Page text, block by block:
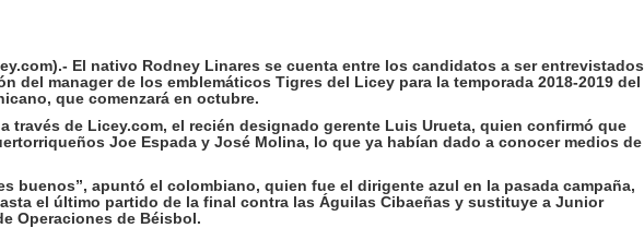
El nativo Rodney Linares se cuenta entre los candidatos a ser entrevistados
del manager de los emblemáticos Tigres del Licey para la temporada 2018-2019 del
que comenzará en octubre.
través de Licey.com, el recién designado gerente Luis Urueta, quien confirmó que
Joe Espada y José Molina, lo que ya habían dado a conocer medios de
buenos”, apuntó el colombiano, quien fue el dirigente azul en la pasada campaña,
el último partido de la final contra las Águilas Cibaeñas y sustituye a Junior
Operaciones de Béisbol.